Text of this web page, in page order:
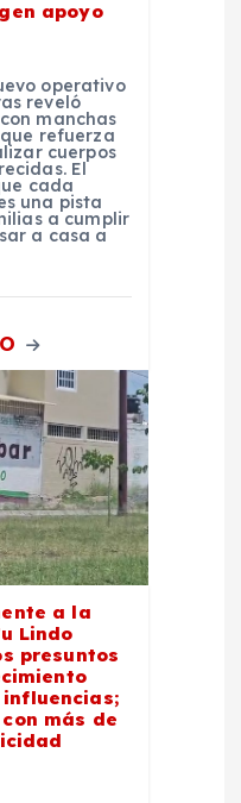
apoyo
operativo
reveló
manchas
refuerza
cuerpos
El
cada
una pista
a cumplir
a casa a
a la
Lindo
presuntos
más de